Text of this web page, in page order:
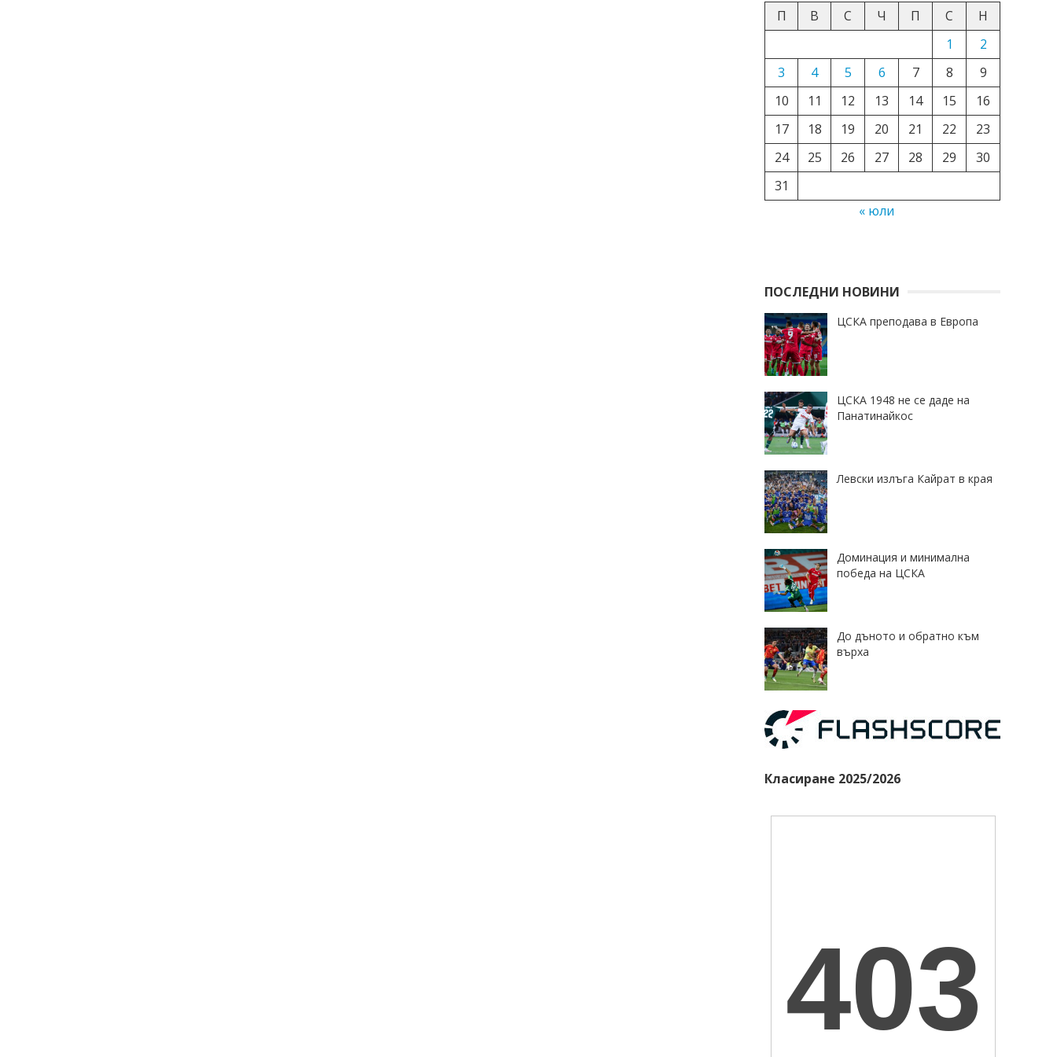
П В С Ч П С
Н
1
2
3
4 5 6 7 8
9
10
11 12 13 14 15
16
17
18 19 20 21 22
23
24
25 26 27 28 29
30
31
« юли
ПОСЛЕДНИ НОВИНИ
ЦСКА преподава в Европа
ЦСКА 1948 не се даде на
Панатинайкос
Левски излъга Кайрат в края
Доминация и минимална
победа на ЦСКА
До дъното и обратно към
върха
Класиране 2025/2026